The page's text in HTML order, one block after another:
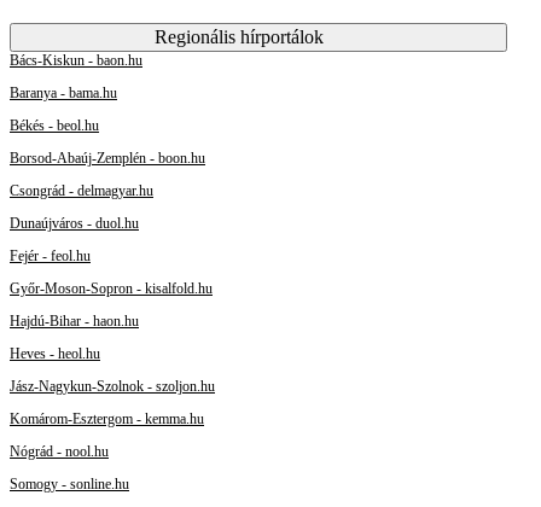
Regionális hírportálok
Bács-Kiskun - baon.hu
Baranya - bama.hu
Békés - beol.hu
Borsod-Abaúj-Zemplén - boon.hu
Csongrád - delmagyar.hu
Dunaújváros - duol.hu
Fejér - feol.hu
Győr-Moson-Sopron - kisalfold.hu
Hajdú-Bihar - haon.hu
Heves - heol.hu
Jász-Nagykun-Szolnok - szoljon.hu
Komárom-Esztergom - kemma.hu
Nógrád - nool.hu
Somogy - sonline.hu